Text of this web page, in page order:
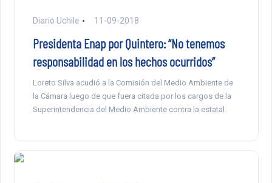
Diario Uchile 11-09-2018
Presidenta Enap por Quintero: “No tenemos
responsabilidad en los hechos ocurridos”
Loreto Silva acudió a la Comisión del Medio Ambiente de
la Cámara luego de que fuera citada por los cargos de la
Superintendencia del Medio Ambiente contra la estatal.